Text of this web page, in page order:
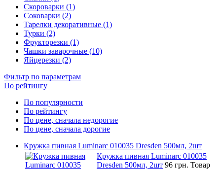
Скороварки (1)
Соковарки (2)
Тарелки декоративные (1)
Турки (2)
Фрукторезки (1)
Чашки заварочные (10)
Яйцерезки (2)
Фильтр по параметрам
По рейтингу
По популярности
По рейтингу
По цене, сначала недорогие
По цене, сначала дорогие
Кружка пивная Luminarc 010035 Dresden 500мл, 2шт
Кружка пивная Luminarc 010035
Dresden 500мл, 2шт 96 грн. Товар